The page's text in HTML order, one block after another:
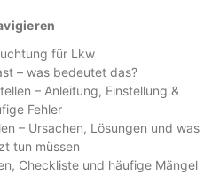
für Lkw
– was bedeutet das?
– Anleitung, Einstellung &
Fehler
– Ursachen, Lösungen und was
tun müssen
Checkliste und häufige Mängel